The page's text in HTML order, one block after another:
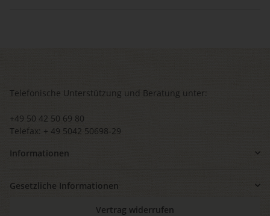
Telefonische Unterstützung und Beratung unter:
+49 50 42 50 69 80
Telefax: + 49 5042 50698-29
Informationen
Gesetzliche Informationen
Vertrag widerrufen